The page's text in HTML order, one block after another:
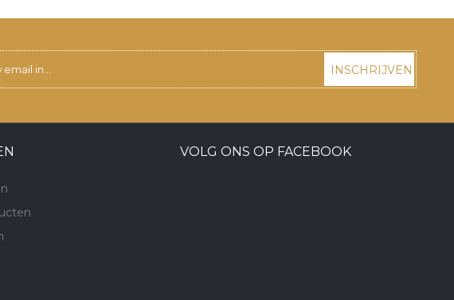
INSCHRIJVEN
VOLG ONS OP FACEBOOK